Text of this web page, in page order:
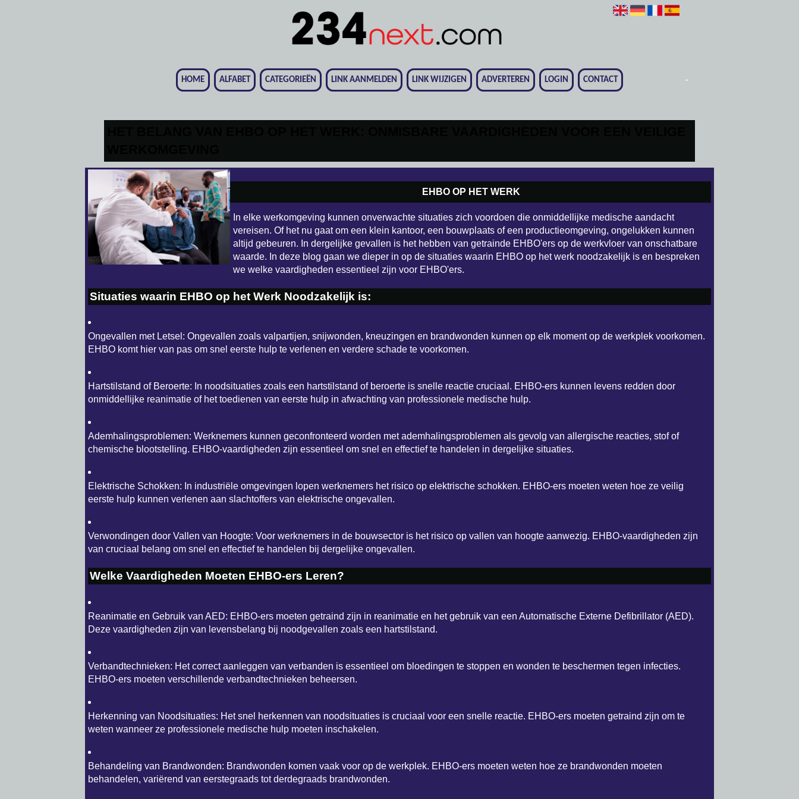
HOME -
ALFABET -
CATEGORIEËN -
LINK AANMELDEN -
LINK WIJZIGEN -
ADVERTEREN -
LOGIN -
CONTACT
EHBO OP HET WERK
In elke werkomgeving kunnen onverwachte situaties zich voordoen die onmiddellijke medische aandacht
vereisen. Of het nu gaat om een klein kantoor, een bouwplaats of een productieomgeving, ongelukken kunnen
altijd gebeuren. In dergelijke gevallen is het hebben van getrainde EHBO'ers op de werkvloer van onschatbare
waarde. In deze blog gaan we dieper in op de situaties waarin EHBO op het werk noodzakelijk is en bespreken
we welke vaardigheden essentieel zijn voor EHBO'ers.
Situaties waarin EHBO op het Werk Noodzakelijk is:
Ongevallen met Letsel: Ongevallen zoals valpartijen, snijwonden, kneuzingen en brandwonden kunnen op elk moment op de werkplek voorkomen.
EHBO komt hier van pas om snel eerste hulp te verlenen en verdere schade te voorkomen.
Hartstilstand of Beroerte: In noodsituaties zoals een hartstilstand of beroerte is snelle reactie cruciaal. EHBO-ers kunnen levens redden door
onmiddellijke reanimatie of het toedienen van eerste hulp in afwachting van professionele medische hulp.
Ademhalingsproblemen: Werknemers kunnen geconfronteerd worden met ademhalingsproblemen als gevolg van allergische reacties, stof of
chemische blootstelling. EHBO-vaardigheden zijn essentieel om snel en effectief te handelen in dergelijke situaties.
Elektrische Schokken: In industriële omgevingen lopen werknemers het risico op elektrische schokken. EHBO-ers moeten weten hoe ze veilig
eerste hulp kunnen verlenen aan slachtoffers van elektrische ongevallen.
Verwondingen door Vallen van Hoogte: Voor werknemers in de bouwsector is het risico op vallen van hoogte aanwezig. EHBO-vaardigheden zijn
van cruciaal belang om snel en effectief te handelen bij dergelijke ongevallen.
Welke Vaardigheden Moeten EHBO-ers Leren?
Reanimatie en Gebruik van AED: EHBO-ers moeten getraind zijn in reanimatie en het gebruik van een Automatische Externe Defibrillator (AED).
Deze vaardigheden zijn van levensbelang bij noodgevallen zoals een hartstilstand.
Verbandtechnieken: Het correct aanleggen van verbanden is essentieel om bloedingen te stoppen en wonden te beschermen tegen infecties.
EHBO-ers moeten verschillende verbandtechnieken beheersen.
Herkenning van Noodsituaties: Het snel herkennen van noodsituaties is cruciaal voor een snelle reactie. EHBO-ers moeten getraind zijn om te
weten wanneer ze professionele medische hulp moeten inschakelen.
Behandeling van Brandwonden: Brandwonden komen vaak voor op de werkplek. EHBO-ers moeten weten hoe ze brandwonden moeten
behandelen, variërend van eerstegraads tot derdegraads brandwonden.